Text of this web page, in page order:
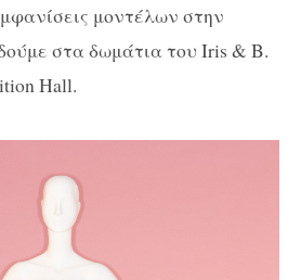
μοντέλων στην
στα δωμάτια του Iris & B.
Hall.